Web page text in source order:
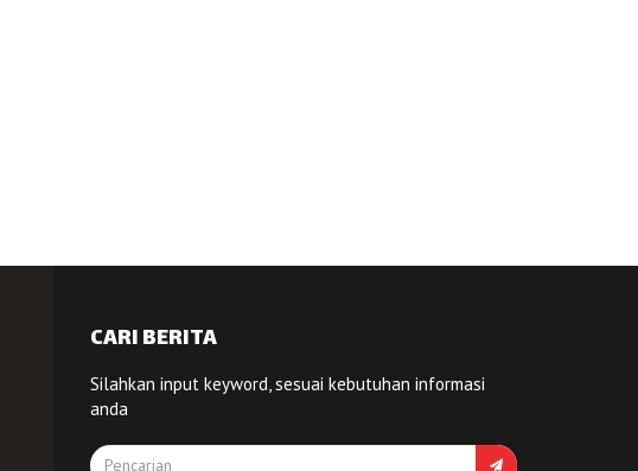
CARI BERITA
Silahkan input keyword, sesuai kebutuhan informasi
anda